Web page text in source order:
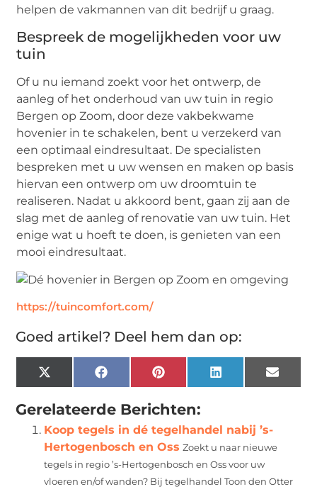
helpen de vakmannen van dit bedrijf u graag.
Bespreek de mogelijkheden voor uw
tuin
Of u nu iemand zoekt voor het ontwerp, de
aanleg of het onderhoud van uw tuin in regio
Bergen op Zoom, door deze vakbekwame
hovenier in te schakelen, bent u verzekerd van
een optimaal eindresultaat. De specialisten
bespreken met u uw wensen en maken op basis
hiervan een ontwerp om uw droomtuin te
realiseren. Nadat u akkoord bent, gaan zij aan de
slag met de aanleg of renovatie van uw tuin. Het
enige wat u hoeft te doen, is genieten van een
mooi eindresultaat.
https://tuincomfort.com/
Goed artikel? Deel hem dan op:
X
(Twitter)
FacebookPinterest LinkedIn Email
Gerelateerde Berichten:
Koop tegels in dé tegelhandel nabij ’s-
Hertogenbosch en Oss Zoekt u naar nieuwe
tegels in regio ’s-Hertogenbosch en Oss voor uw
vloeren en/of wanden? Bij tegelhandel Toon den Otter